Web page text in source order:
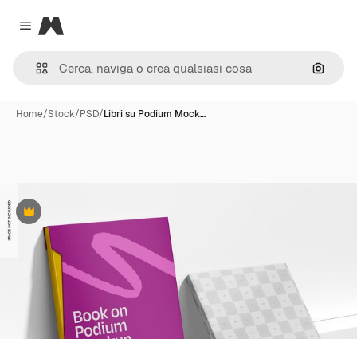
Close menu
Magnific
Cerca
Home/Stock/PSD/Libri su Podium Mock…
Premium